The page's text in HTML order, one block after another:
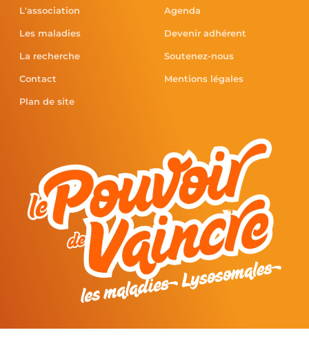
L'association
Les maladies
La recherche
Contact
Plan de site
Agenda
Devenir adhérent
Soutenez-nous
Mentions légales